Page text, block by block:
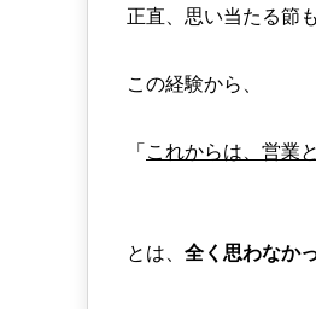
正直、思い当たる節
この経験から、
「 これからは、営業
とは、 全く思わなか